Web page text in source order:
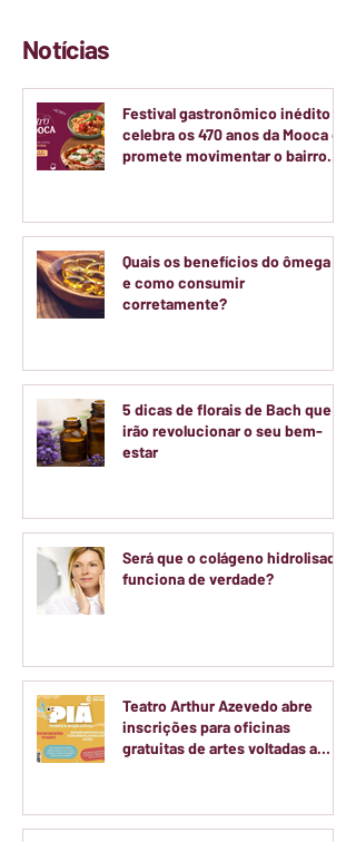
Notícias
Festival gastronômico inédito
celebra os 470 anos da Mooca e
promete movimentar o bairro
Quais os benefícios do ômega 3
e como consumir
corretamente?
5 dicas de florais de Bach que
irão revolucionar o seu bem-
estar
Será que o colágeno hidrolisado
funciona de verdade?
Teatro Arthur Azevedo abre
inscrições para oficinas
gratuitas de artes voltadas a